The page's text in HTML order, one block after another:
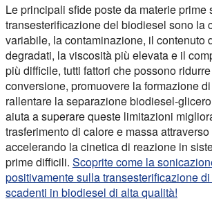
Le principali sfide poste da materie prime
transesterificazione del biodiesel sono la
variabile, la contaminazione, il contenuto
degradati, la viscosità più elevata e il
più difficile, tutti fattori che possono
conversione, promuovere la formazione
rallentare la separazione biodiesel-
aiuta a superare queste limitazioni
trasferimento di calore e massa
accelerando la cinetica di reazione in
prime difficili. Scoprite come la
positivamente sulla transesterificazione
scadenti in biodiesel di alta qualità!